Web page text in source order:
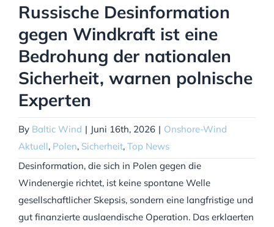
Russische Desinformation
gegen Windkraft ist eine
Bedrohung der nationalen
Sicherheit, warnen polnische
Experten
By Baltic Wind | Juni 16th, 2026 | Onshore-Wind
Aktuell, Polen, Sicherheit, Top News
Desinformation, die sich in Polen gegen die
Windenergie richtet, ist keine spontane Welle
gesellschaftlicher Skepsis, sondern eine langfristige und
gut finanzierte auslaendische Operation. Das erklaerten